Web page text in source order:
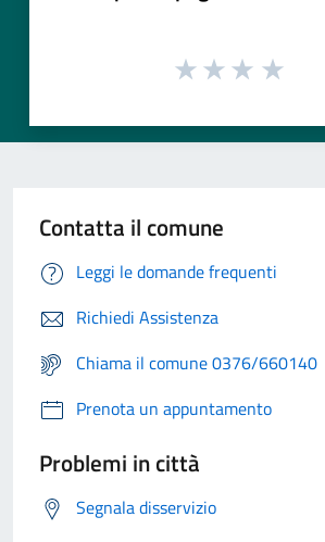
Contatta il comune
Leggi le domande frequenti
Richiedi Assistenza
Chiama il comune 0376/660140
Prenota un appuntamento
Problemi in città
Segnala disservizio